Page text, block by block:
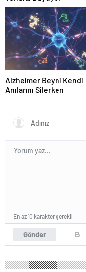
Alzheimer Beyni Kendi
Anılarını Silerken
Gönder
En az 10 karakter gerekli